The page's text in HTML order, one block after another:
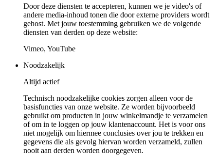
Door deze diensten te accepteren, kunnen we je video's of
andere media-inhoud tonen die door externe providers wordt
gehost. Met jouw toestemming gebruiken we de volgende
diensten van derden op deze website:
Vimeo, YouTube
Noodzakelijk
Altijd actief
Technisch noodzakelijke cookies zorgen alleen voor de
basisfuncties van onze website. Ze worden bijvoorbeeld
gebruikt om producten in jouw winkelmandje te verzamelen
of om in te loggen op jouw klantenaccount. Het is voor ons
niet mogelijk om hiermee conclusies over jou te trekken en
gegevens die als gevolg hiervan worden verzameld, zullen
nooit aan derden worden doorgegeven.